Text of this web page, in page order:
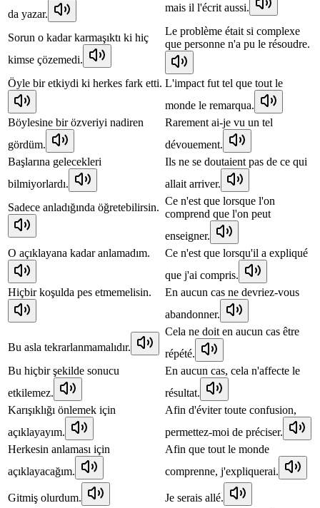
da yazar.
mais il l'écrit aussi.
Sorun o kadar karmaşıktı ki hiç
kimse çözemedi.
Le problème était si complexe
que personne n'a pu le résoudre.
Öyle bir etkiydi ki herkes fark etti. L'impact fut tel que tout le
monde le remarqua.
Böylesine bir özveriyi nadiren
gördüm.
Rarement ai-je vu un tel
dévouement.
Başlarına gelecekleri
bilmiyorlardı.
Ils ne se doutaient pas de ce qui
allait arriver.
Sadece anladığında öğretebilirsin.
Ce n'est que lorsque l'on
comprend que l'on peut
enseigner.
O açıklayana kadar anlamadım.
Ce n'est que lorsqu'il a expliqué
que j'ai compris.
Hiçbir koşulda pes etmemelisin.
En aucun cas ne devriez-vous
abandonner.
Bu asla tekrarlanmamalıdır.
Cela ne doit en aucun cas être
répété.
Bu hiçbir şekilde sonucu
etkilemez.
En aucun cas, cela n'affecte le
résultat.
Karışıklığı önlemek için
açıklayayım.
Afin d'éviter toute confusion,
permettez-moi de préciser.
Herkesin anlaması için
açıklayacağım.
Afin que tout le monde
comprenne, j'expliquerai.
Gitmiş olurdum. Je serais allé.